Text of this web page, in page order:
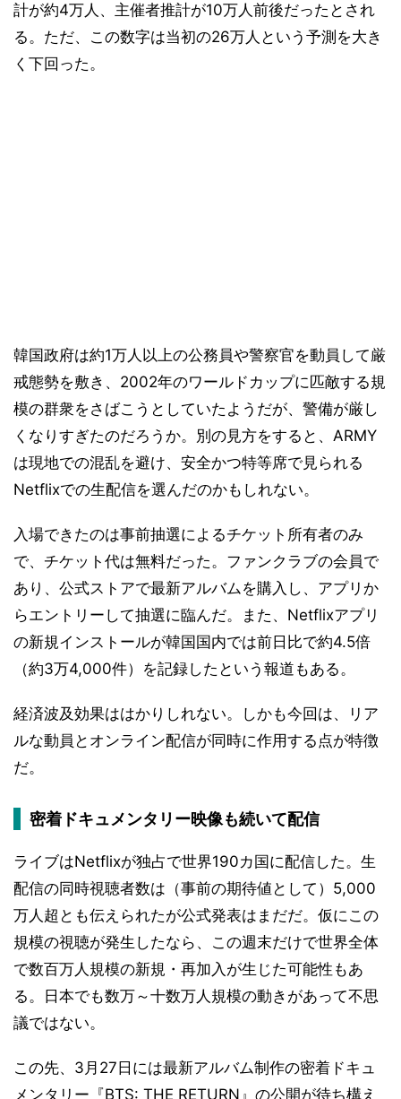
計が約4万人、主催者推計が10万人前後だったとされ
る。ただ、この数字は当初の26万人という予測を大き
く下回った。
韓国政府は約1万人以上の公務員や警察官を動員して厳
戒態勢を敷き、2002年のワールドカップに匹敵する規
模の群衆をさばこうとしていたようだが、警備が厳し
くなりすぎたのだろうか。別の見方をすると、ARMY
は現地での混乱を避け、安全かつ特等席で見られる
Netflixでの生配信を選んだのかもしれない。
入場できたのは事前抽選によるチケット所有者のみ
で、チケット代は無料だった。ファンクラブの会員で
あり、公式ストアで最新アルバムを購入し、アプリか
らエントリーして抽選に臨んだ。また、Netflixアプリ
の新規インストールが韓国国内では前日比で約4.5倍
（約3万4,000件）を記録したという報道もある。
経済波及効果ははかりしれない。しかも今回は、リア
ルな動員とオンライン配信が同時に作用する点が特徴
だ。
密着ドキュメンタリー映像も続いて配信
ライブはNetflixが独占で世界190カ国に配信した。生
配信の同時視聴者数は（事前の期待値として）5,000
万人超とも伝えられたが公式発表はまだだ。仮にこの
規模の視聴が発生したなら、この週末だけで世界全体
で数百万人規模の新規・再加入が生じた可能性もあ
る。日本でも数万～十数万人規模の動きがあって不思
議ではない。
この先、3月27日には最新アルバム制作の密着ドキュ
メンタリー『BTS: THE RETURN』の公開が待ち構え